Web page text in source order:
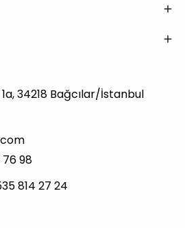
34218 Bağcılar/İstanbul
76 98
814 27 24